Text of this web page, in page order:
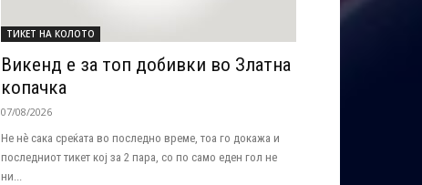
ТИКЕТ НА КОЛОТО
Викенд е за топ добивки во Златна
копачка
07/08/2026
Не нѐ сака среќата во последно време, тоа го докажа и
последниот тикет кој за 2 пара, со по само еден гол не
ни...